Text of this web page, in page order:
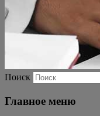
Поиск
Главное меню